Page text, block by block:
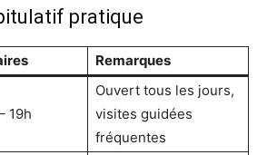
pratique
Remarques
19h
Ouvert tous les jours,
visites guidées
fréquentes